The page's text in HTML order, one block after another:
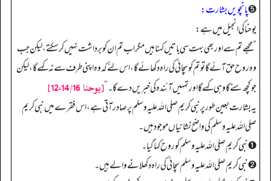
➎پانچویں بشارت:
یوحنا کی انجیل میں ہے:
”مجھے تم سے اور بھی بہت سی باتیں کہنا ہیں مگر اب تم ان کو برداشت نہیں کر سکتے، لیکن جب
وہ روح حق آئے گا تو تم کو سچائی کی راہ دکھائے گا، اس لئے کہ وہ اپنی طرف سے نہ کہے گا، لیکن
جو کچھ سنے گا وہی کہے گا اور تمہیں آئندہ کی خبریں دے گا۔“[يوحنا 12،14/16]
یہ بشارت بعین طور پر نبی کریم صلی اللہ علیہ وسلم پر صادر آتی ہے، اس فقرے میں نبی کریم
صلی اللہ علیہ وسلم کی واضح نشانیاں موجود ہیں۔
➊ نبی کریم صلی اللہ علیہ وسلم کو روح کہا گیا۔
➋ نبی کریم صلی اللہ علیہ وسلم سچائی کی راہ دکھلانے والے ہیں۔